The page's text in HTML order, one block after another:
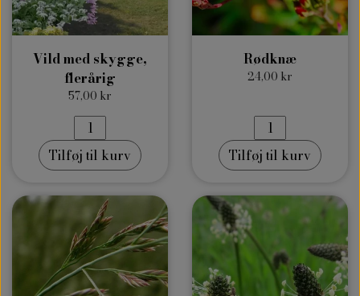
Vild med skygge,
flerårig
57,00 kr
Tilføj til kurv
Rødknæ
24,00 kr
Tilføj til kurv